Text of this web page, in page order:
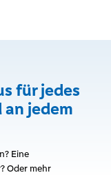
für jedes
an jedem
Eine
Oder mehr